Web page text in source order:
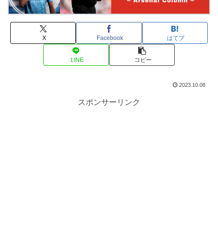
X Facebook はてブ
LINE コピー
2023.10.08
スポンサーリンク